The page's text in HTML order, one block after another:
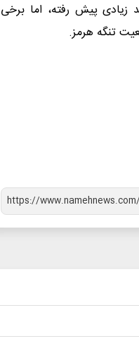
زیادی پیش رفته، اما برخی
تنگه هرمز.